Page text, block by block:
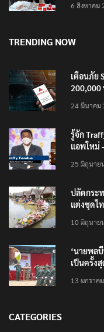
6 สิงหาคม
TRENDING NOW
เตือนภัย
200,000
24 มีนาคม
รู้จัก
แอพใหม่
25 มิถุนาย
ปลัดกระ
แต่งชุดไ
10 มิถุนาย
‘นายพล
เป็นครั้ง
13 มกราค
CATEGORIES